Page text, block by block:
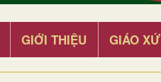
GIỚI THIỆU GIÁO XỨ